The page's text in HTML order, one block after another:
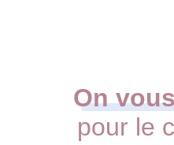
On
pour le